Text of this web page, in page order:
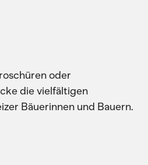
oder
die vielfältigen
Bäuerinnen und Bauern.